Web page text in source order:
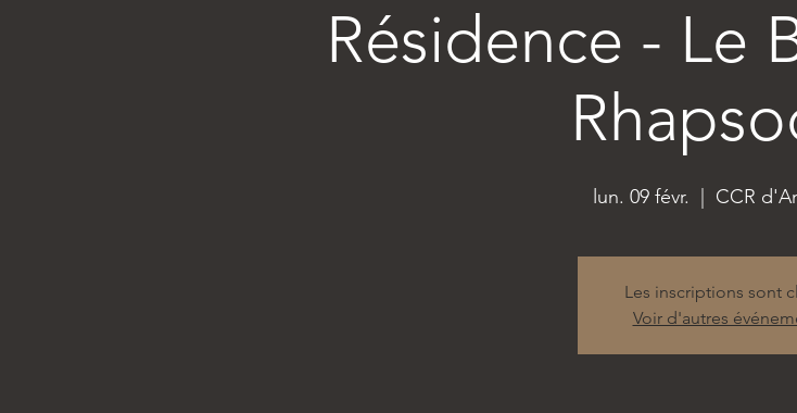
Résidence - Le
lun. 09 févr. CCR
Les inscriptions sont
Voir d'autres